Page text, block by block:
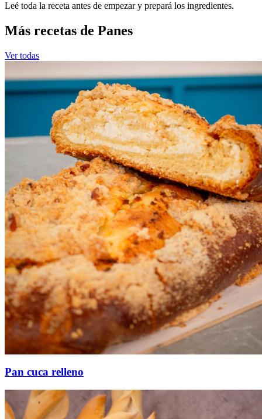
Leé toda la receta antes de empezar y prepará los ingredientes.
Más recetas de Panes
Ver todas
Pan cuca relleno